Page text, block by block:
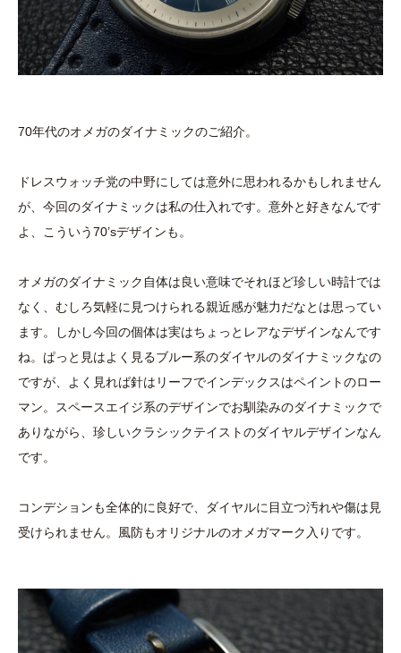
70年代のオメガのダイナミックのご紹介。
ドレスウォッチ党の中野にしては意外に思われるかもしれません
が、今回のダイナミックは私の仕入れです。意外と好きなんです
よ、こういう70’sデザインも。
オメガのダイナミック自体は良い意味でそれほど珍しい時計では
なく、むしろ気軽に見つけられる親近感が魅力だなとは思ってい
ます。しかし今回の個体は実はちょっとレアなデザインなんです
ね。ぱっと見はよく見るブルー系のダイヤルのダイナミックなの
ですが、よく見れば針はリーフでインデックスはペイントのロー
マン。スペースエイジ系のデザインでお馴染みのダイナミックで
ありながら、珍しいクラシックテイストのダイヤルデザインなん
です。
コンデションも全体的に良好で、ダイヤルに目立つ汚れや傷は見
受けられません。風防もオリジナルのオメガマーク入りです。